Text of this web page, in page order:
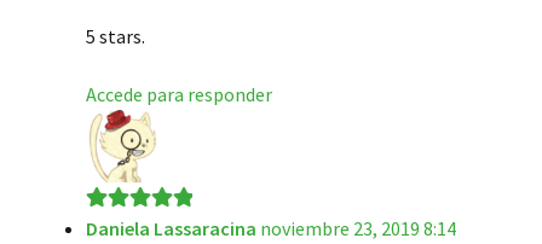
5 stars.
Accede para responder
Valorado en5
Daniela Lassaracina noviembre 23, 2019 8:14